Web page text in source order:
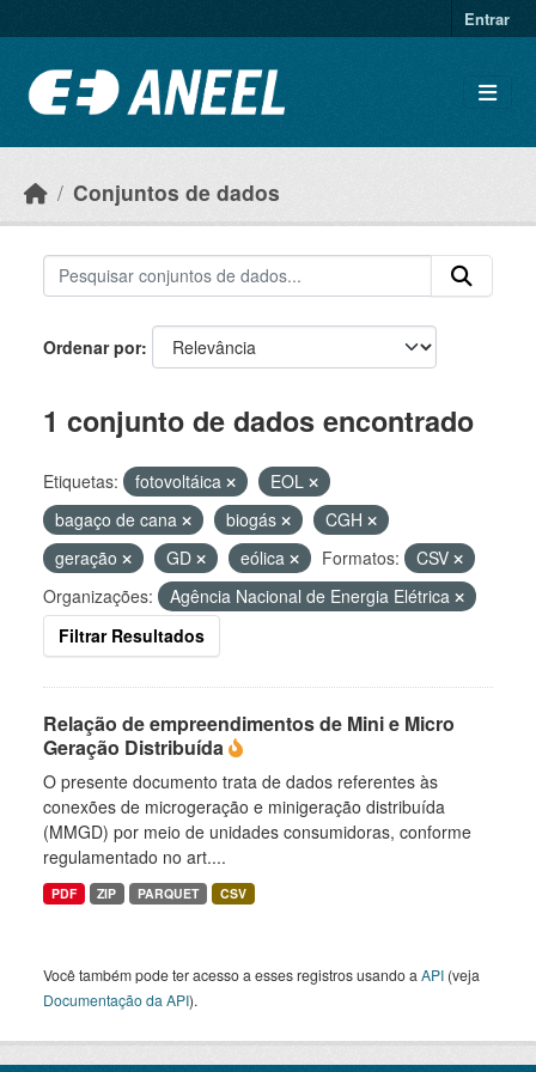
Entrar
Conjuntos de dados
Ordenar por
1 conjunto de dados encontrado
Etiquetas: fotovoltáica
EOL
bagaço de cana
biogás
CGH
geração
GD eólica Formatos:
CSV
Organizações:
Agência Nacional de Energia Elétrica
Filtrar Resultados
Relação de empreendimentos de Mini e Micro
Geração Distribuída
O presente documento trata de dados referentes às
conexões de microgeração e minigeração distribuída
(MMGD) por meio de unidades consumidoras, conforme
regulamentado no art....
PDF ZIP PARQUET CSV
Você também pode ter acesso a esses registros usando a API (veja
Documentação da API).